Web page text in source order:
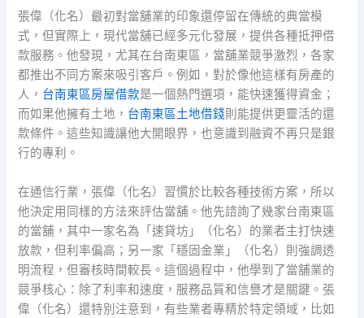
張偉（化名）最初對當舖業的印象還停留在傳統的典當模
式，但實際上，現代當舖已經多元化發展，提供各種抵押借
款服務。他發現，尤其在台南東區，當舖業競爭激烈，各家
都推出不同方案來吸引客戶。例如，對於像他這樣有房產的
人， 台南東區房屋借款是一個熱門選項，能快速獲得資金；
而如果他擁有土地， 台南東區土地借錢則能提供更靈活的還
款條件。這些知識讓他大開眼界，也意識到融資不再只是銀
行的專利。
在通信行業，張偉（化名）習慣於比較各種技術方案，所以
他決定用同樣的方法來評估當舖。他先諮詢了幾家台南東區
的當舖，其中一家名為「速貸坊」（化名）的業者主打快速
放款，但利率偏高；另一家「穩固金業」（化名）則強調透
明流程，但審核時間較長。這個過程中，他學到了當舖業的
競爭核心：除了利率和速度，服務品質和信譽才是關鍵。張
偉（化名）還特別注意到，有些業者專精於特定領域，比如